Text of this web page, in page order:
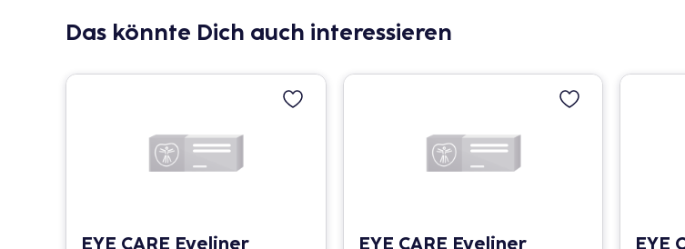
Das könnte Dich auch interessieren
EYE CARE Eyeliner
EYE CARE Eyeliner
EYE